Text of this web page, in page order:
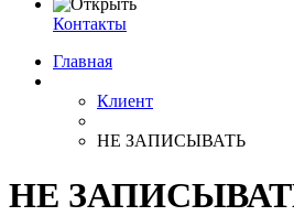
Контакты
Главная
Клиент
НЕ ЗАПИСЫВАТЬ
НЕ